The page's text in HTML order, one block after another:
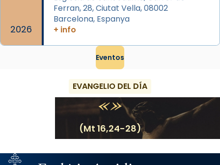
2026
Ferran, 28, Ciutat Vella, 08002
Barcelona, Espanya
+ info
Eventos
EVANGELIO DEL DÍA
(Mt 16,24-28)